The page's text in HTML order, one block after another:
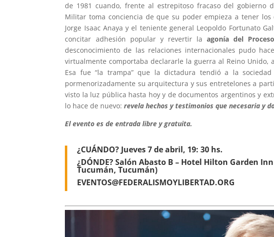
de 1981 cuando, frente al estrepitoso fracaso del gobierno
Militar toma conciencia de que su poder empieza a tener
Jorge Isaac Anaya y el teniente general Leopoldo Fortunato
concitar adhesión popular y revertir laagonía del
desconocimiento de las relaciones internacionales pudo
virtualmente comportaba declararle la guerra al Reino Unido,
Esa fue “la trampa” que la dictadura tendió a la
pormenorizadamente su arquitectura y sus entretelones a
visto la luz pública hasta hoy y de documentos argentinos y
lo hace de nuevo:revela hechos y testimonios que necesaria y
El evento es de entrada libre y gratuita.
¿CUÁNDO? Jueves 7 de abril, 19: 30 hs.
¿DÓNDE? Salón Abasto B – Hotel Hilton Garden
Tucumán, Tucumán)
EVENTOS@FEDERALISMOYLIBERTAD.ORG